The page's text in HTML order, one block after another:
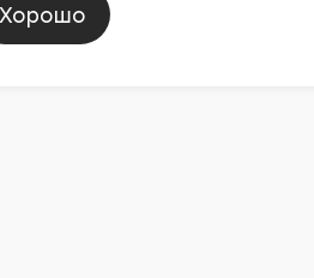
Компания
Хорошо